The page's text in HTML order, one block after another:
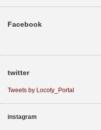
Facebook
twitter
Tweets by Locoty_Portal
instagram